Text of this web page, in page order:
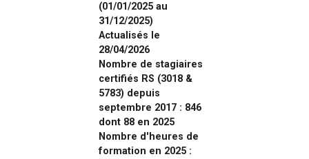
(01/01/2025 au
31/12/2025)
Actualisés le
28/04/2026
Nombre de stagiaires
certifiés RS (3018 &
5783) depuis
septembre 2017 : 846
dont 88 en 2025
Nombre d'heures de
formation en 2025 :